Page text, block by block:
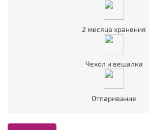
2 месяца хранения
Чехол и вешалка
Отпаривание